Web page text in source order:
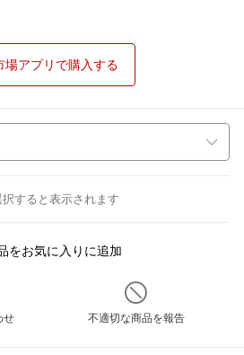
場アプリで購入する
すると表示されます
をお気に入りに追加
せ 不適切な商品を報告